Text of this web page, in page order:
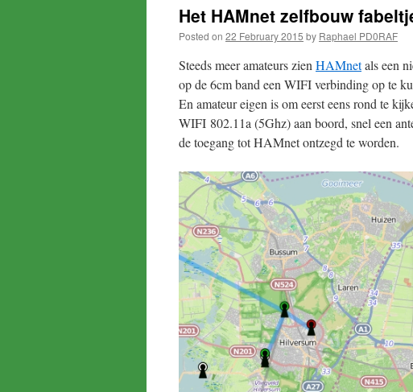
Het HAMnet zelfbouw
Posted on 22 February 2015 by Raphael PD0RAF
Steeds meer amateurs zien HAMnetals een
op de 6cm band een WIFI verbinding op te
En amateur eigen is om eerst eens rond te
WIFI 802.11a (5Ghz) aan boord, snel een
de toegang tot HAMnet ontzegd te worden.